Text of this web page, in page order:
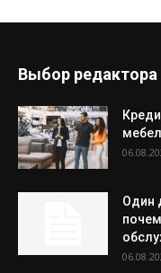
Выбор редактора
Один